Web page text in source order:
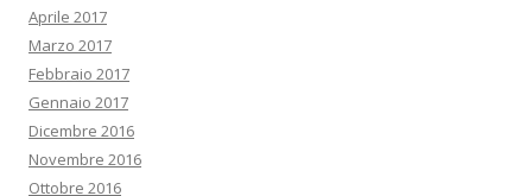
Aprile 2017
Marzo 2017
Febbraio 2017
Gennaio 2017
Dicembre 2016
Novembre 2016
Ottobre 2016